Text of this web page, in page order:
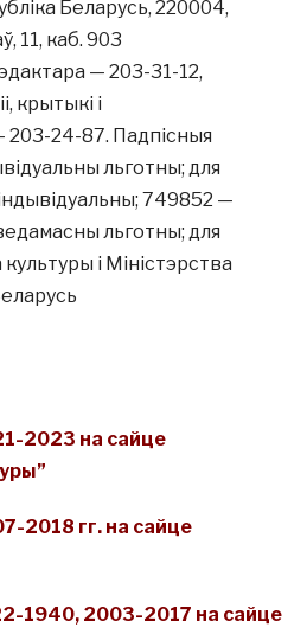
Беларусь, 220004,
11, каб. 903
— 203-31-12,
крытыкі і
203-24-87. Падпісныя
льготны; для
749852 —
льготны; для
і Міністэрства
2023 на сайце
2018 гг. на сайце
1940, 2003-2017 на сайце